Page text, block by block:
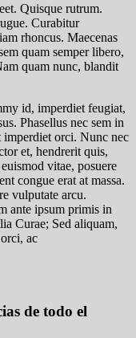
Quisque rutrum.
Curabitur
rhoncus. Maecenas
quam semper libero,
quam nunc, blandit
id, imperdiet feugiat,
Phasellus nec sem in
imperdiet orci. Nunc nec
et, hendrerit quis,
vitae, posuere
congue erat at massa.
vulputate arcu.
ante ipsum primis in
Curae; Sed aliquam,
ac
de todo el